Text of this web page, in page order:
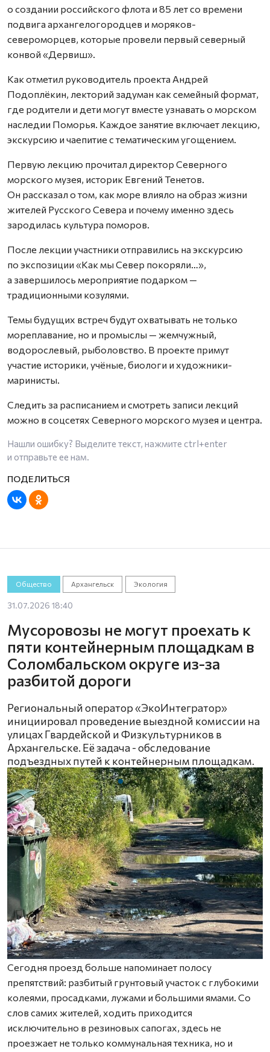
о создании российского флота и 85 лет со времени
подвига архангелогородцев и моряков-
североморцев, которые провели первый северный
конвой «Дервиш».
Как отметил руководитель проекта Андрей
Подоплёкин, лекторий задуман как семейный формат,
где родители и дети могут вместе узнавать о морском
наследии Поморья. Каждое занятие включает лекцию,
экскурсию и чаепитие с тематическим угощением.
Первую лекцию прочитал директор Северного
морского музея, историк Евгений Тенетов.
Он рассказал о том, как море влияло на образ жизни
жителей Русского Севера и почему именно здесь
зародилась культура поморов.
После лекции участники отправились на экскурсию
по экспозиции «Как мы Север покоряли…»,
а завершилось мероприятие подарком —
традиционными козулями.
Темы будущих встреч будут охватывать не только
мореплавание, но и промыслы — жемчужный,
водорослевый, рыболовство. В проекте примут
участие историки, учёные, биологи и художники-
маринисты.
Следить за расписанием и смотреть записи лекций
можно в соцсетях Северного морского музея и центра.
Нашли ошибку? Выделите текст, нажмите ctrl+enter
и отправьте ее нам.
Общество Архангельск Экология
31.07.2026 18:40
Мусоровозы не могут проехать к
пяти контейнерным площадкам в
Соломбальском округе из-за
разбитой дороги
Региональный оператор «ЭкоИнтегратор»
инициировал проведение выездной комиссии на
улицах Гвардейской и Физкультурников в
Архангельске. Её задача - обследование
подъездных путей к контейнерным площадкам.
Сегодня проезд больше напоминает полосу
препятствий: разбитый грунтовый участок с глубокими
колеями, просадками, лужами и большими ямами. Со
слов самих жителей, ходить приходится
исключительно в резиновых сапогах, здесь не
проезжает не только коммунальная техника, но и